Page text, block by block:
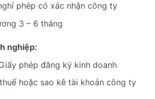
phép có xác nhận công ty
3 – 6 tháng
nghiệp:
phép đăng ký kinh doanh
hoặc sao kê tài khoản công ty